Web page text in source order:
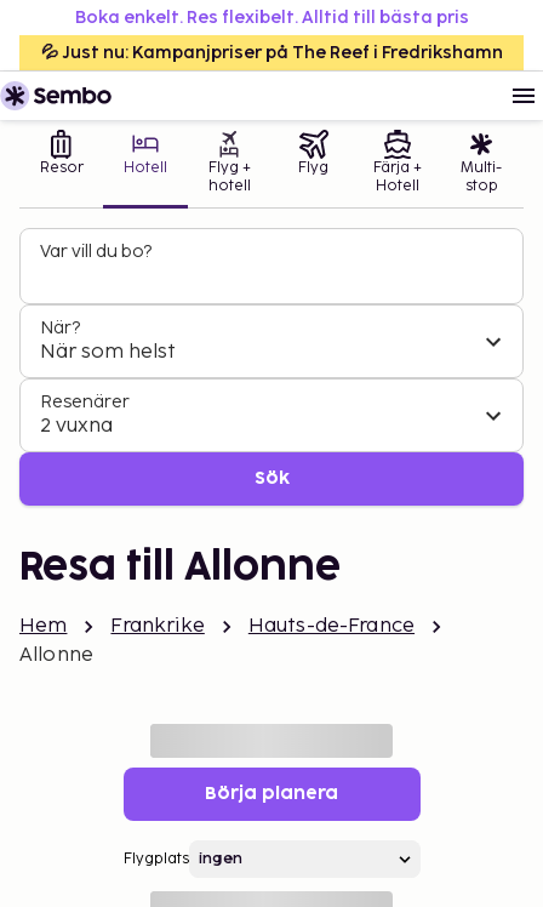
Boka enkelt. Res flexibelt. Alltid till bästa pris
💦 Just nu: Kampanjpriser på The Reef i Fredrikshamn
Resor Hotell
Flyg +
hotell
Flyg
Färja +
Hotell
Multi-
stop
Var vill du bo?
När?
När som helst
Resenärer
2 vuxna
Sök
Resa till Allonne
Hem Frankrike
Hauts-de-France
Allonne
Börja planera
Flygplats